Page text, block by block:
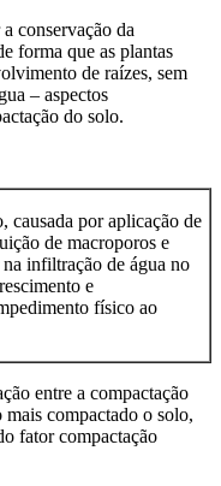
conservação da
forma que as plantas
de raízes, sem
– aspectos
do solo.
causada por aplicação de
de macroporos e
infiltração de água no
e
físico ao
entre a compactação
compactado o solo,
fator compactação